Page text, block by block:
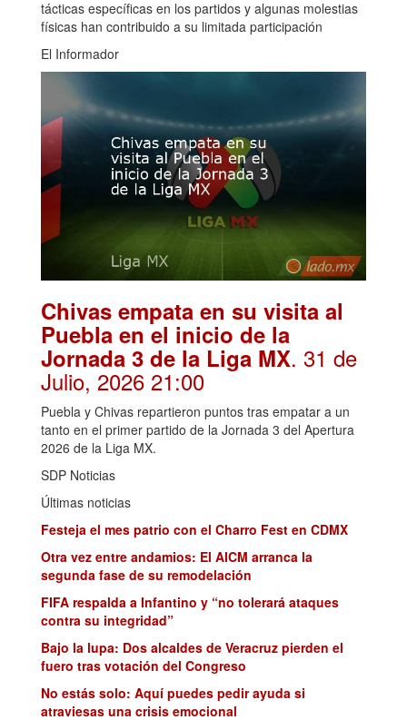
tácticas específicas en los partidos y algunas molestias
físicas han contribuido a su limitada participación
El Informador
Chivas empata en su visita al
Puebla en el inicio de la
Jornada 3 de la Liga MX. 31 de
Julio, 2026 21:00
Puebla y Chivas repartieron puntos tras empatar a un
tanto en el primer partido de la Jornada 3 del Apertura
2026 de la Liga MX.
SDP Noticias
Últimas noticias
Festeja el mes patrio con el Charro Fest en CDMX
Otra vez entre andamios: El AICM arranca la
segunda fase de su remodelación
FIFA respalda a Infantino y “no tolerará ataques
contra su integridad”
Bajo la lupa: Dos alcaldes de Veracruz pierden el
fuero tras votación del Congreso
No estás solo: Aquí puedes pedir ayuda si
atraviesas una crisis emocional